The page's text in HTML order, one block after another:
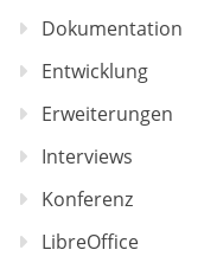
Dokumentation
Entwicklung
Erweiterungen
Interviews
Konferenz
LibreOffice